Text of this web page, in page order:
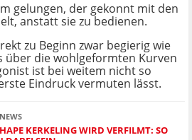
gelungen, der gekonnt mit den
anstatt sie zu bedienen.
zu Beginn zwar begierig wie
über die wohlgeformten Kurven
ist bei weitem nicht so
Eindruck vermuten lässt.
KERKELING WIRD VERFILMT: SO